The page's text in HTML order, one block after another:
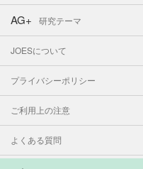
AG+ 研究テーマ
JOESについて
プライバシーポリシー
ご利用上の注意
よくある質問